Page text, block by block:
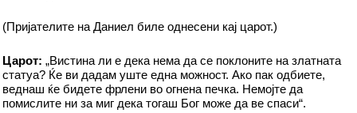
(Пријателите на Даниел биле однесени кај царот.)
Царот: „Вистина ли е дека нема да се поклоните на златната
статуа? Ќе ви дадам уште една можност. Ако пак одбиете,
веднаш ќе бидете фрлени во огнена печка. Немојте да
помислите ни за миг дека тогаш Бог може да ве спаси“.